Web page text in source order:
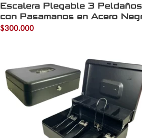
Escalera Plegable 3 Peldaños
con Pasamanos en Acero
$300.000